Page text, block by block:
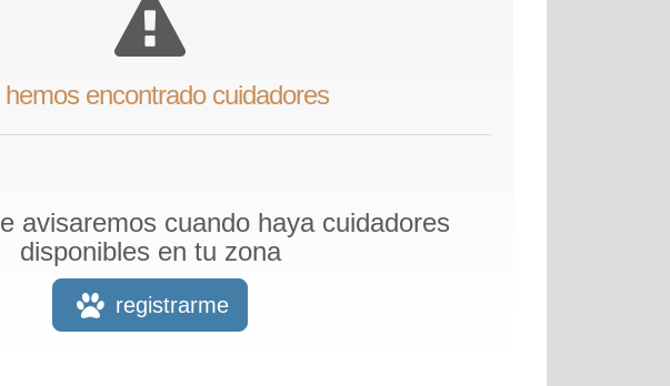
hemos encontrado cuidadores
avisaremos cuando haya cuidadores
disponibles en tu zona
registrarme